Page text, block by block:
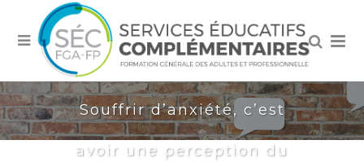
Souffrir d’anxiété, c’est
avoir une perception du